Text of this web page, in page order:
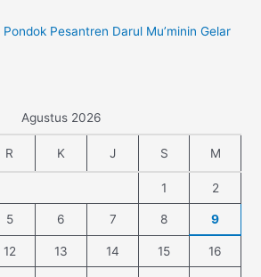
Pondok Pesantren Darul Mu’minin Gelar
Agustus 2026
R K J S M
1 2
5 6 7 8 9
12 13 14 15 16